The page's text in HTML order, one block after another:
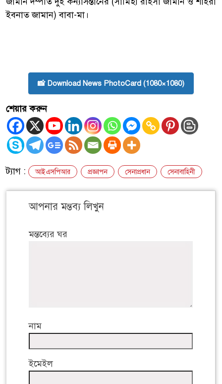
ইবনাত জামান) বাবা-মা।
📸 Download News PhotoCard (1080×1080)
শেয়ার করুন
ট্যাগ : আইএসপিআর প্রজ্ঞাপন সেনাপ্রধান সেনাবাহিনী
আপনার মন্তব্য লিখুন
মন্তব্যের ঘর
নাম
ইমেইল